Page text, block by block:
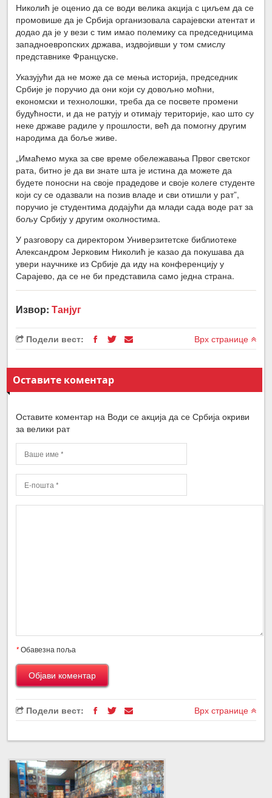
Николић је оценио да се води велика акција с циљем да се
промовише да је Србија организовала сарајевски атентат и
додао да је у вези с тим имао полемику са председницима
западноевропских држава, издвојивши у том смислу
представнике Француске.
Указујући да не може да се мења историја, председник
Србије је поручио да они који су довољно моћни,
економски и технолошки, треба да се посвете промени
будућности, и да не ратују и отимају територије, као што су
неке државе радиле у прошлости, већ да помогну другим
народима да боље живе.
„Имаћемо мука за све време обележавања Првог светског
рата, битно је да ви знате шта је истина да можете да
будете поносни на своје прадедове и своје колеге студенте
који су се одазвали на позив владе и сви отишли у рат”,
поручио је студентима додајући да млади сада воде рат за
бољу Србију у другим околностима.
У разговору са директором Универзитетске библиотеке
Александром Јерковим Николић је казао да покушава да
увери научнике из Србије да иду на конференцију у
Сарајево, да се не би представила само једна страна.
Извор:Танјуг
Подели вест: Врх странице
Оставите коментар
Оставите коментар на Води се акција да се Србија окриви
за велики рат
*Обавезна поља
Подели вест: Врх странице